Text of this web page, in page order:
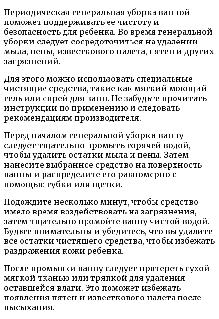
Периодическая генеральная уборка ванной
поможет поддерживать ее чистоту и
безопасность для ребенка. Во время генеральной
уборки следует сосредоточиться на удалении
мыла, пены, известкового налета, пятен и других
загрязнений.
Для этого можно использовать специальные
чистящие средства, такие как мягкий моющий
гель или спрей для ванн. Не забудьте прочитать
инструкции по применению и следовать
рекомендациям производителя.
Перед началом генеральной уборки ванну
следует тщательно промыть горячей водой,
чтобы удалить остатки мыла и пены. Затем
нанесите выбранное средство на поверхность
ванны и распределите его равномерно с
помощью губки или щетки.
Подождите несколько минут, чтобы средство
имело время воздействовать на загрязнения,
затем тщательно промойте ванну чистой водой.
Будьте внимательны и убедитесь, что вы удалите
все остатки чистящего средства, чтобы избежать
раздражения кожи ребенка.
После промывки ванну следует протереть сухой
мягкой тканью или тряпкой для удаления
оставшейся влаги. Это поможет избежать
появления пятен и известкового налета после
высыхания.